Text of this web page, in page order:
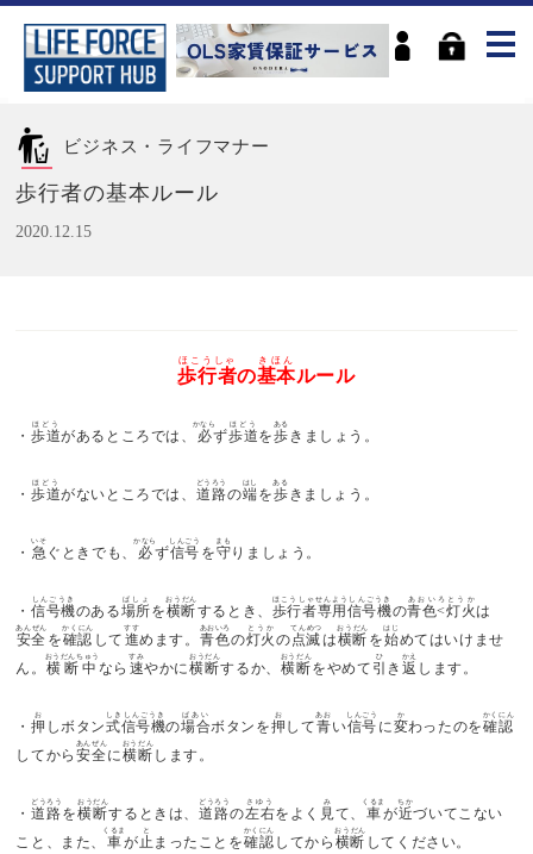
ビジネス・ライフマナー
歩行者の基本ルール
2020.12.15
歩行者
ほこうしゃ
の基本
きほん
ルール
・歩道
ほどう
があるところでは、 必
かなら
ず歩道
ほどう
を歩
ある
きましょう。
・歩道
ほどう
がないところでは、 道路
どうろう
の端
はし
を歩
ある
きましょう。
・ 急
いそ
ぐときでも、 必
かなら
ず信号
しんごう
を守
まも
りましょう。
・信号機
しんごうき
のある場所
ばしょ
を横断
おうだん
するとき、 歩行者専用信号機
ほこうしゃせんようしんごうき
の青色<灯火
あおいろとうか
は
安全
あんぜん
を確認
かくにん
して 進
すす
めます。 青色
あおいろ
の灯火
とうか
の点滅
てんめつ
は横断
おうだん
を始
はじ
めてはいけませ
ん。 横断中
おうだんちゅう
なら 速
すみ
やかに横断
おうだん
するか、 横断
おうだん
をやめて 引
ひ
き 返
かえ
します。
・押
お
しボタン式信号機
しきしんごうき
の場合
ばあい
ボタンを押
お
して青
あお
い信号
しんごう
に変
か
わったのを確認
かくにん
してから 安全
あんぜん
に横断
おうだん
します。
・道路
どうろう
を横断
おうだん
するときは、道路
どうろう
の左右
さゆう
をよく 見
み
て、 車
くるま
が近
ちか
づいてこない
こと、また、 車
くるま
が止
と
まったことを確認
かくにん
してから 横断
おうだん
してください。